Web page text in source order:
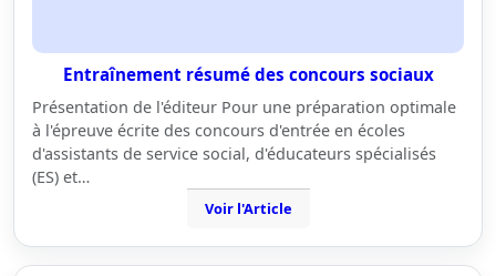
Entraînement résumé des concours sociaux
Présentation de l'éditeur Pour une préparation optimale
à l'épreuve écrite des concours d'entrée en écoles
d'assistants de service social, d'éducateurs spécialisés
(ES) et…
Voir l'Article